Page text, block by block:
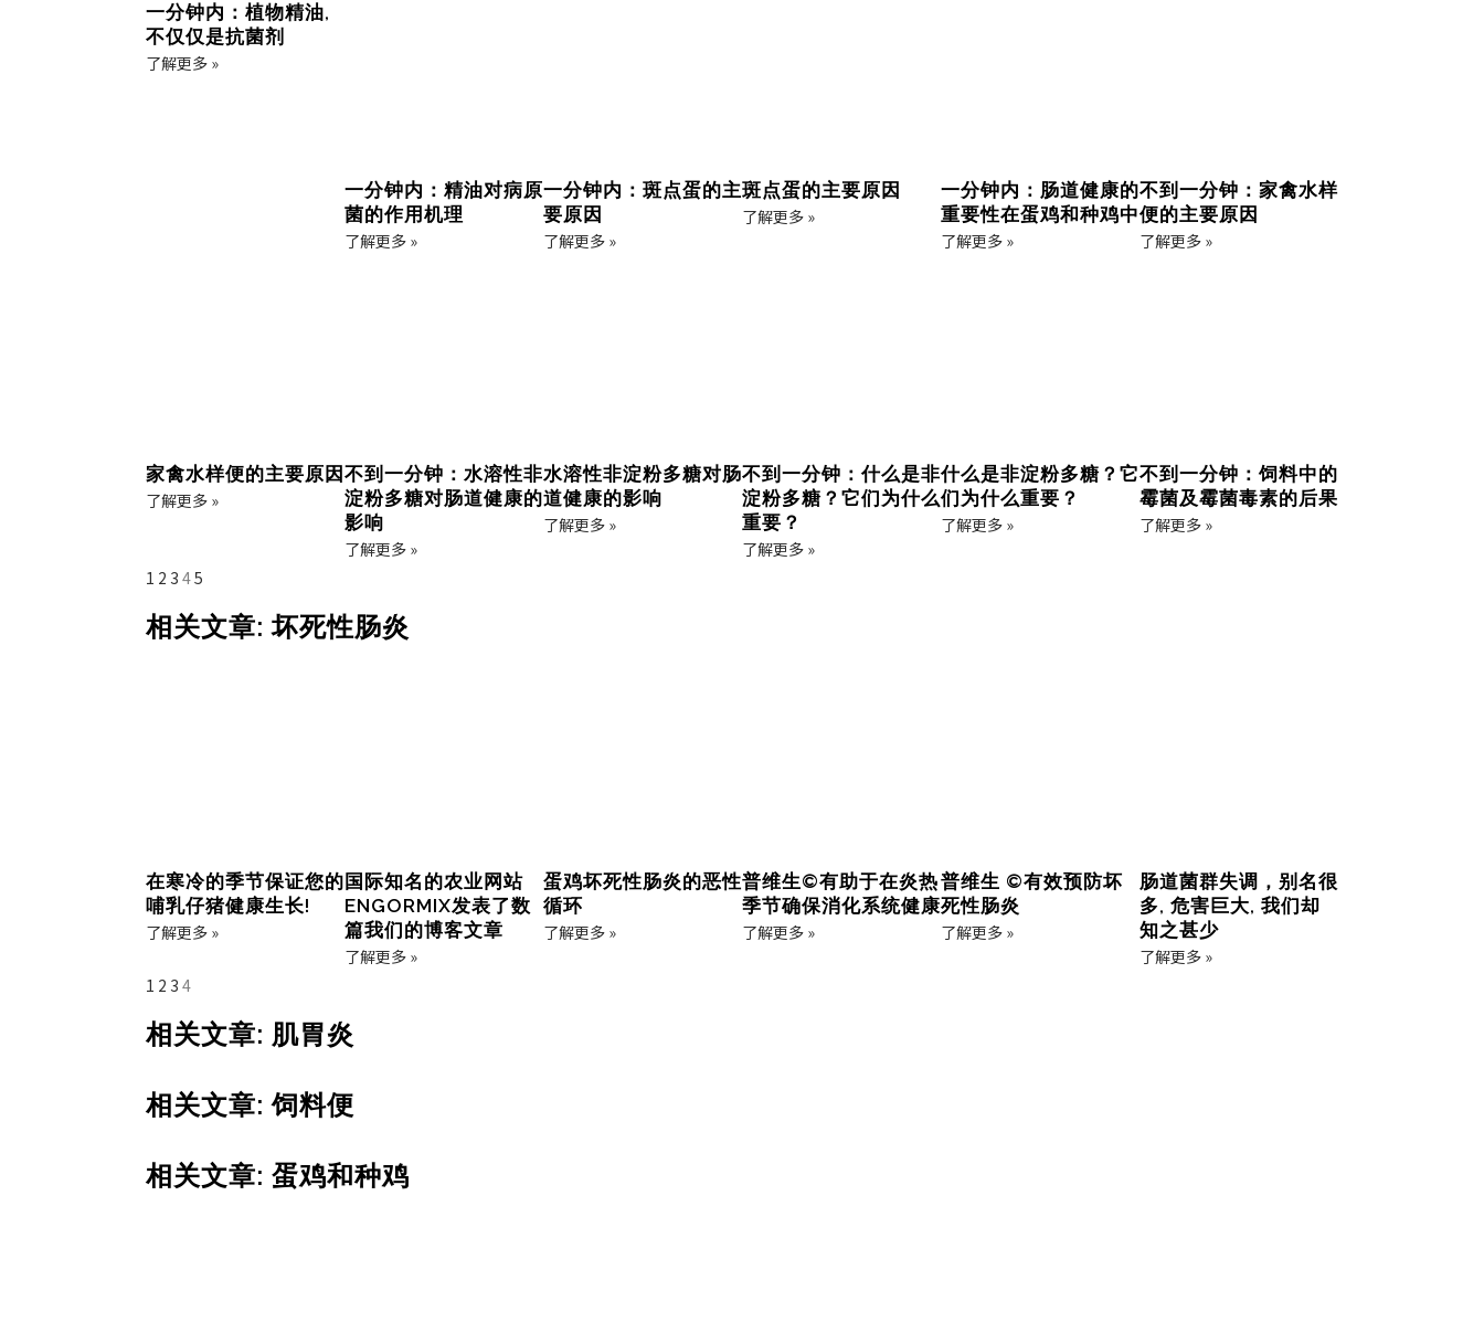
一分钟内：植物精油,
不仅仅是抗菌剂
了解更多 »
一分钟内：精油对病原
菌的作用机理
了解更多 »
一分钟内：斑点蛋的主
要原因
了解更多 »
斑点蛋的主要原因
了解更多 »
一分钟内：肠道健康的
重要性在蛋鸡和种鸡中
了解更多 »
不到一分钟：家禽水样
便的主要原因
了解更多 »
家禽水样便的主要原因
了解更多 »
不到一分钟：水溶性非
淀粉多糖对肠道健康的
影响
了解更多 »
水溶性非淀粉多糖对肠
道健康的影响
了解更多 »
不到一分钟：什么是非
淀粉多糖？它们为什么
重要？
了解更多 »
什么是非淀粉多糖？它
们为什么重要？
了解更多 »
不到一分钟：饲料中的
霉菌及霉菌毒素的后果
了解更多 »
1 2 3 45
相关文章: 坏死性肠炎
在寒冷的季节保证您的
哺乳仔猪健康生长!
了解更多 »
国际知名的农业网站
ENGORMIX发表了数
篇我们的博客文章
了解更多 »
蛋鸡坏死性肠炎的恶性
循环
了解更多 »
普维生©有助于在炎热
季节确保消化系统健康
了解更多 »
普维生 ©有效预防坏
死性肠炎
了解更多 »
肠道菌群失调，别名很
多, 危害巨大, 我们却
知之甚少
了解更多 »
1 2 3 4
相关文章: 肌胃炎
相关文章: 饲料便
相关文章: 蛋鸡和种鸡